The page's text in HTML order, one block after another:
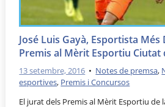
José Luis Gayà, Esportista Més
Premis al Mèrit Esportiu Ciutat
13 setembre, 2016 • Notes de premsa,
esportives, Premis i Concursos
El jurat dels Premis al Mèrit Esportiu de